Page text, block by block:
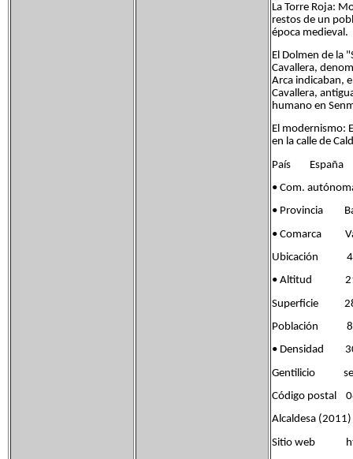
La Torre Roja:
restos de un
época medieval.
El Dolmen de la
Cavallera,
Arca indicaban,
Cavallera,
humano en
El modernismo:
en la calle de
País España
• Com.
• Provincia
• Comarca
Ubicación
• Altitud
Superficie
Población 8
• Densidad
Gentilicio
Código postal
Alcaldesa
Sitio web